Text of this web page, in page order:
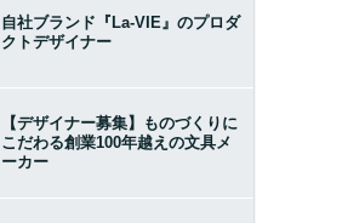
自社ブランド『La-VIE』のプロダ
クトデザイナー
【デザイナー募集】ものづくりに
こだわる創業100年越えの文具メ
ーカー